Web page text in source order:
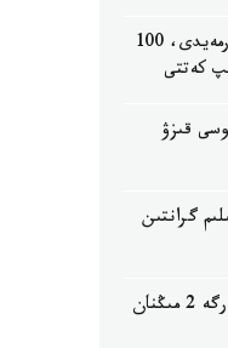
120 بالل دا گرانتقا كەپىلدىك بەرمەيدى، 100
كەتتى
قىزۋ
گرانتىن
قازاقستاندىق ج و و- لار تالاپكەرلەرگە 2 مىڭنان